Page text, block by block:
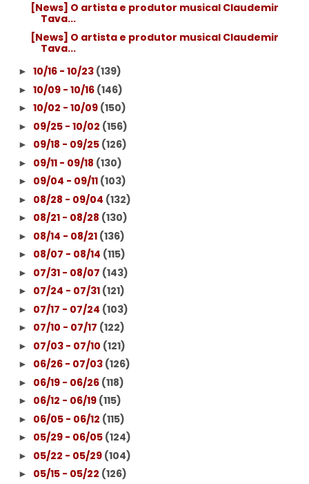
[News] O artista e produtor musical Claudemir
Tava...
[News] O artista e produtor musical Claudemir
Tava...
► 10/16 - 10/23 (139)
► 10/09 - 10/16 (146)
► 10/02 - 10/09 (150)
► 09/25 - 10/02 (156)
► 09/18 - 09/25 (126)
► 09/11 - 09/18 (130)
► 09/04 - 09/11 (103)
► 08/28 - 09/04 (132)
► 08/21 - 08/28 (130)
► 08/14 - 08/21 (136)
► 08/07 - 08/14 (115)
► 07/31 - 08/07 (143)
► 07/24 - 07/31 (121)
► 07/17 - 07/24 (103)
► 07/10 - 07/17 (122)
► 07/03 - 07/10 (121)
► 06/26 - 07/03 (126)
► 06/19 - 06/26 (118)
► 06/12 - 06/19 (115)
► 06/05 - 06/12 (115)
► 05/29 - 06/05 (124)
► 05/22 - 05/29 (104)
► 05/15 - 05/22 (126)